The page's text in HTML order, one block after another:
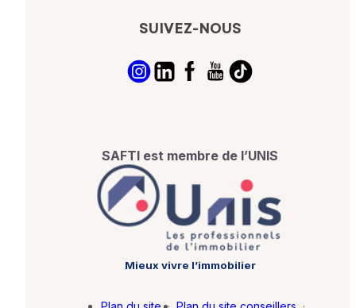
SUIVEZ-NOUS
SAFTI est membre de l’UNIS
Mieux vivre l’immobilier